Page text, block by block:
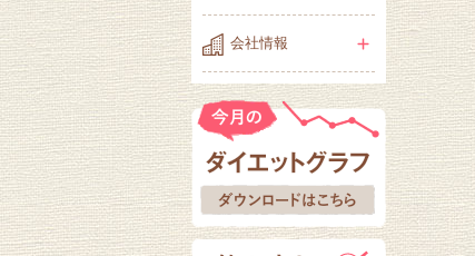
会社情報